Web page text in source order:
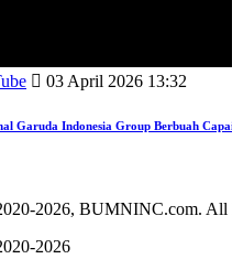
03 April 2026 13:32
Garuda Indonesia Group Berbuah
2026, BUMNINC.com. All
2026